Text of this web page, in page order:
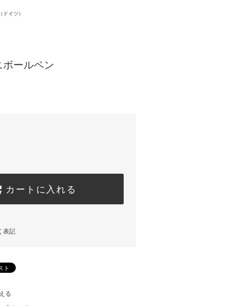
ドイツ）
ボールペン
カートに入れる
表記
る